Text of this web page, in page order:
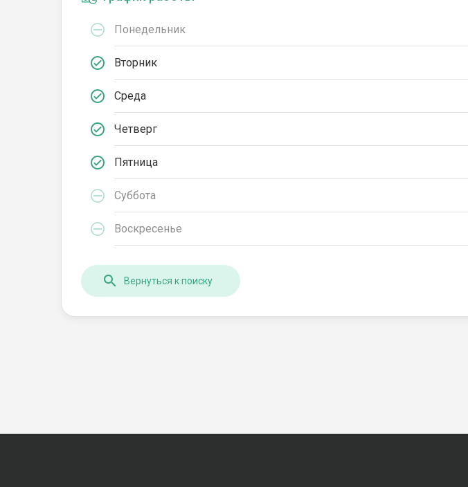
Понедельник
Вторник
Среда
Четверг
Пятница
Суббота
Воскресенье
Вернуться к поиску